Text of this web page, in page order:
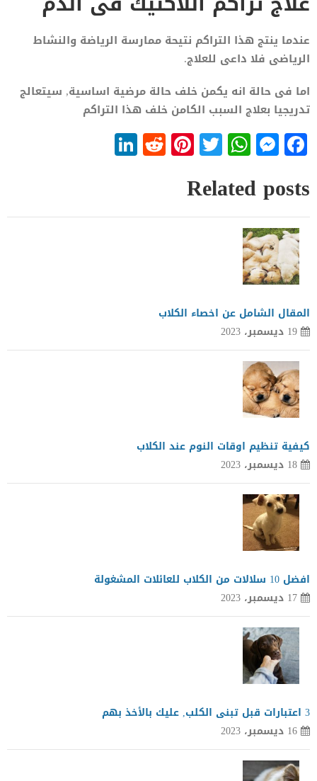
عندما ينتج هذا التراكم نتيحة ممارسة الرياضة والنشاط
الرياضى فلا داعى للعلاج.
اما فى حالة انه يكمن خلف حالة مرضية اساسية, سيتعالج
تدريجيا بعلاج السبب الكامن خلف هذا التراكم
Facebook
Messenger
WhatsApp
Twitter
Pinterest
Reddit
Related posts
المقال الشامل عن اخصاء الكلاب
19 ديسمبر، 2023
كيفية تنظيم اوقات النوم عند الكلاب
18 ديسمبر، 2023
افضل 10 سلالات من الكلاب للعائلات المشغولة
17 ديسمبر، 2023
3 اعتبارات قبل تبنى الكلب, عليك بالأخذ بهم
16 ديسمبر، 2023